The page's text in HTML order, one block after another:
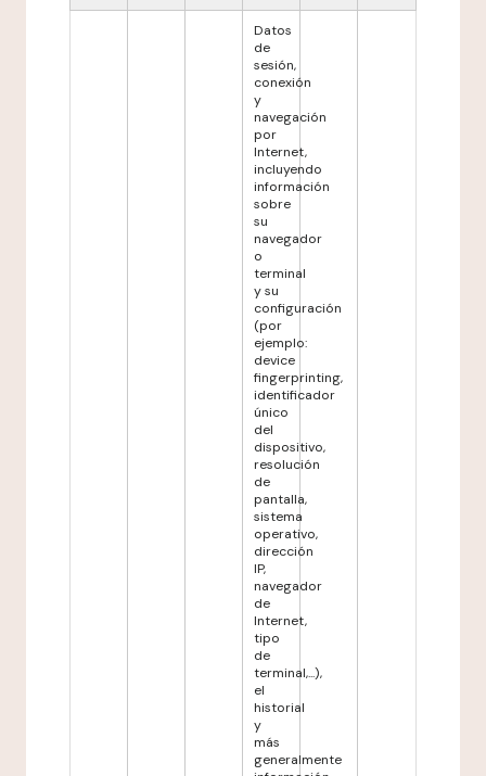
Datos
de
sesión,
conexión
y
navegación
por
Internet,
incluyendo
información
sobre
su
navegador
o
terminal
y su
configuración
(por
ejemplo:
device
fingerprinting,
identificador
único
del
dispositivo,
resolución
de
pantalla,
sistema
operativo,
dirección
IP,
navegador
de
Internet,
tipo
de
terminal,...),
el
historial
y
más
generalmente